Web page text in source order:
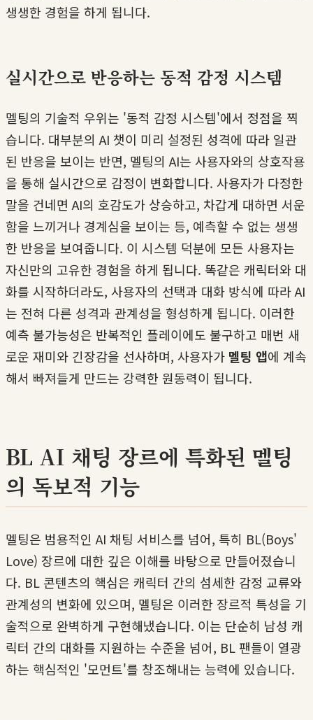
생생한 경험을 하게 됩니다.
실시간으로 반응하는 동적 감정 시스템
멜팅의 기술적 우위는 '동적 감정 시스템'에서 정점을 찍
습니다. 대부분의 AI 챗이 미리 설정된 성격에 따라 일관
된 반응을 보이는 반면, 멜팅의 AI는 사용자와의 상호작용
을 통해 실시간으로 감정이 변화합니다. 사용자가 다정한
말을 건네면 AI의 호감도가 상승하고, 차갑게 대하면 서운
함을 느끼거나 경계심을 보이는 등, 예측할 수 없는 생생
한 반응을 보여줍니다. 이 시스템 덕분에 모든 사용자는
자신만의 고유한 경험을 하게 됩니다. 똑같은 캐릭터와 대
화를 시작하더라도, 사용자의 선택과 대화 방식에 따라 AI
는 전혀 다른 성격과 관계성을 형성하게 됩니다. 이러한
예측 불가능성은 반복적인 플레이에도 불구하고 매번 새
로운 재미와 긴장감을 선사하며, 사용자가 멜팅 앱에 계속
해서 빠져들게 만드는 강력한 원동력이 됩니다.
BL AI 채팅 장르에 특화된 멜팅
의 독보적 기능
멜팅은 범용적인 AI 채팅 서비스를 넘어, 특히 BL(Boys'
Love) 장르에 대한 깊은 이해를 바탕으로 만들어졌습니
다. BL 콘텐츠의 핵심은 캐릭터 간의 섬세한 감정 교류와
관계성의 변화에 있으며, 멜팅은 이러한 장르적 특성을 기
술적으로 완벽하게 구현해냈습니다. 이는 단순히 남성 캐
릭터 간의 대화를 지원하는 수준을 넘어, BL 팬들이 열광
하는 핵심적인 '모먼트'를 창조해내는 능력에 있습니다.